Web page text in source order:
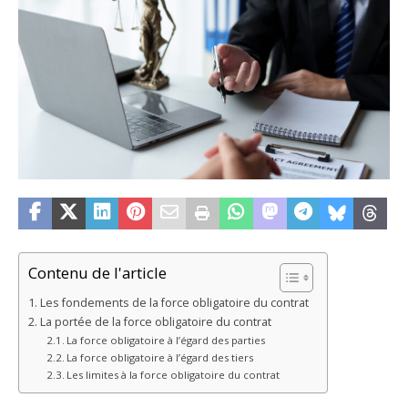
Contenu de l'article
Les fondements de la force obligatoire du contrat
La portée de la force obligatoire du contrat
La force obligatoire à l’égard des parties
La force obligatoire à l’égard des tiers
Les limites à la force obligatoire du contrat